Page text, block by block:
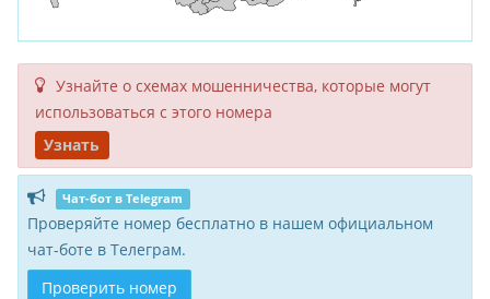
Узнайте о схемах мошенни­чества, кото­рые могут
исполь­зоваться с этого номера
Узнать
Чат-бот в Telegram
Проверяйте номер бесплатно в нашем официальном
чат-боте в Телеграм.
Проверить номер